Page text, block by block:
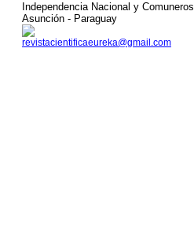
Independencia Nacional y Comuneros
Asunción - Paraguay
revistacientificaeureka@gmail.com